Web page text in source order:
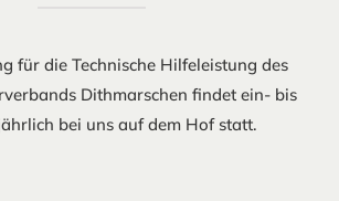
für die Technische Hilfeleistung des
Dithmarschen findet ein- bis
bei uns auf dem Hof statt.